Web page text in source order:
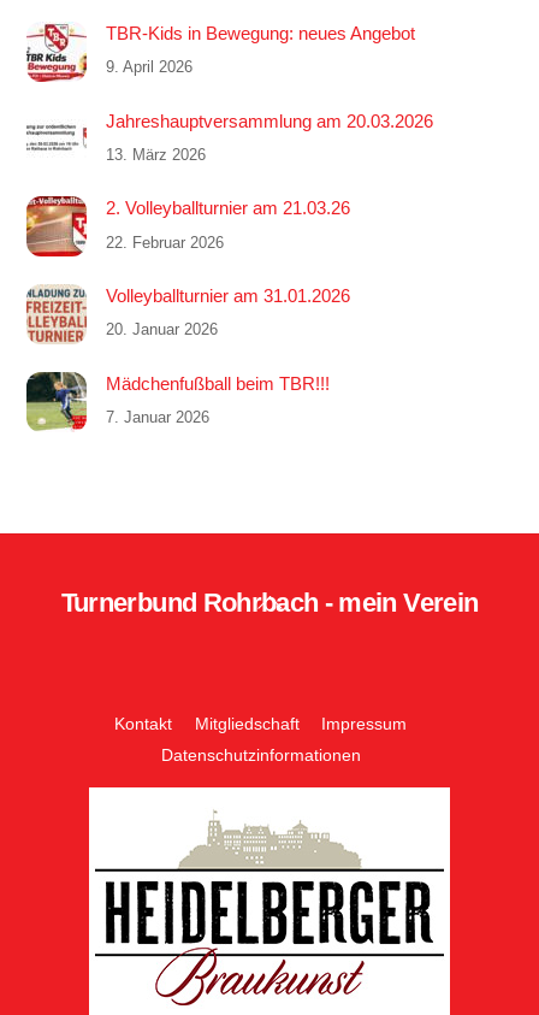
TBR-Kids in Bewegung: neues Angebot
9. April 2026
Jahreshauptversammlung am 20.03.2026
13. März 2026
2. Volleyballturnier am 21.03.26
22. Februar 2026
Volleyballturnier am 31.01.2026
20. Januar 2026
Mädchenfußball beim TBR!!!
7. Januar 2026
Back
Turnerbund Rohrbach - mein Verein
Kontakt Mitgliedschaft
Impressum
Datenschutzinformationen